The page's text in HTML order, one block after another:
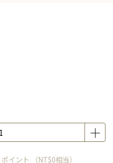
ポイント （NT$0相当）